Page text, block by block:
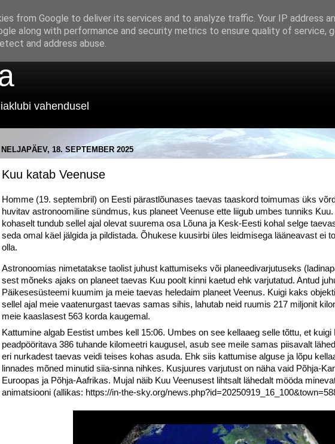
vahendusel
NELJAPÄEV, 18. SEPTEMBER 2025
Kuu katab Veenuse
Homme (19. septembril) on Eesti pärastlõunases taevas taaskord toimumas üks
huvitav astronoomiline sündmus, kus planeet Veenuse ette liigub umbes tunniks
kohaselt tundub sellel ajal olevat suurema osa Lõuna ja Kesk-Eesti kohal selge
seda omal käel jälgida ja pildistada. Õhukese kuusirbi üles leidmisega lääneavast ei
olla.
Astronoomias nimetatakse taolist juhust kattumiseks või planeedivarjutuseks
sest mõneks ajaks on planeet taevas Kuu poolt kinni kaetud ehk varjutatud. Antud
Päikesesüsteemi kuumim ja meie taevas heledaim planeet Veenus. Kuigi kaks
sellel ajal meie vaatenurgast taevas samas sihis, lahutab neid ruumis 217 miljonit
meie kaaslasest 563 korda kaugemal.
Kattumine algab Eestist umbes kell 15:06. Umbes on see kellaaeg selle tõttu, et
peadpööritava 386 tuhande kilomeetri kaugusel, asub see meile samas piisavalt
eri nurkadest taevas veidi teises kohas asuda. Ehk siis kattumise alguse ja lõpu
linnades mõned minutid siia-sinna nihkes. Kusjuures varjutust on näha vaid Põhja-
Euroopas ja Põhja-Aafrikas. Mujal näib Kuu Veenusest lihtsalt lähedalt mööda
animatsiooni (allikas: https://in-the-sky.org/
from Google to deliver its services and to analyze traffic. Your IP address
along with performance and security metrics to ensure quality of service,
and address abuse.